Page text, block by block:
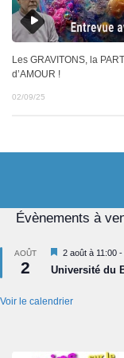
Les GRAVITONS, la
d’AMOUR !
02/09/25
Évènements à
AOÛT
2
Mis
en
avant
2 août à 11:00 -
Université du
Voir le calendrier